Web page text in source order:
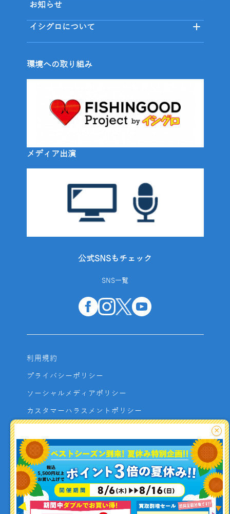
釣り情報を
お知らせ
イシグロについて
環境への取り組み
メディア出演
公式SNSもチェック
SNS一覧
利用規約
プライバシーポリシー
ソーシャルメディアポリシー
カスタマーハラスメントポリシー
よくあるご質問
お問い合わせ
利用者資金の保全方法
×